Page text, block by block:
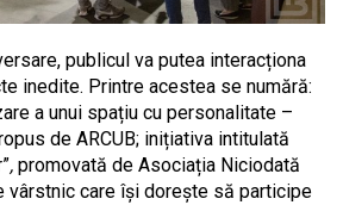
publicul va putea interacționa
inedite. Printre acestea se numără:
a unui spațiu cu personalitate –
de ARCUB; inițiativa intitulată
, promovată de Asociația Niciodată
vârstnic care își dorește să participe